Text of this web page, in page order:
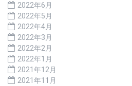
2022年6月
2022年5月
2022年4月
2022年3月
2022年2月
2022年1月
2021年12月
2021年11月